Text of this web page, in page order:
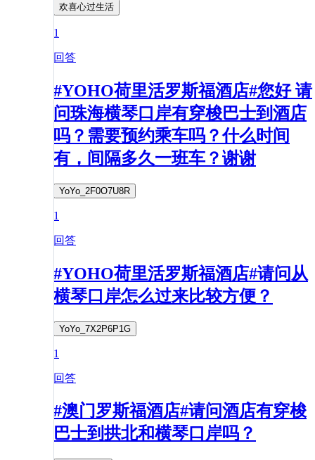
欢喜心过生活
1
回答
#YOHO荷里活罗斯福酒店#您好 请
问珠海横琴口岸有穿梭巴士到酒店
吗？需要预约乘车吗？什么时间
有，间隔多久一班车？谢谢
YoYo_2F0O7U8R
1
回答
#YOHO荷里活罗斯福酒店#请问从
横琴口岸怎么过来比较方便？
YoYo_7X2P6P1G
1
回答
#澳门罗斯福酒店#请问酒店有穿梭
巴士到拱北和横琴口岸吗？